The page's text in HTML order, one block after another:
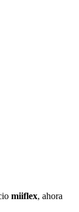
miiflex, ahora